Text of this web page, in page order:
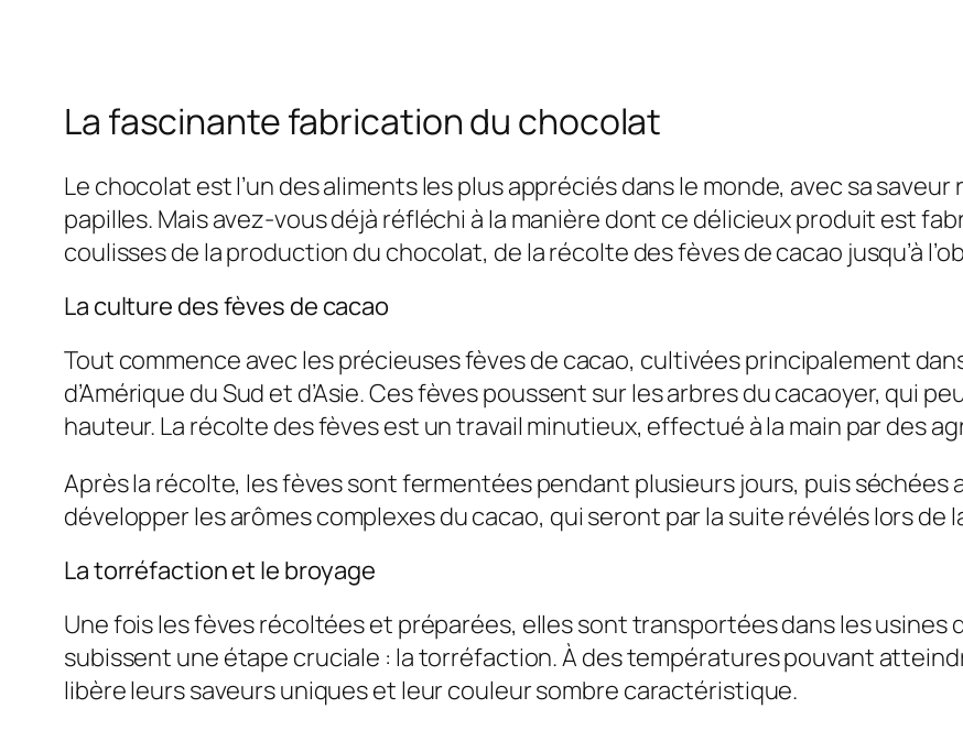
La fascinante fabrication du chocolat
Le chocolat est l’un des aliments les plus appréciés dans le monde, avec sa
papilles. Mais avez-vous déjà réfléchi à la manière dont ce délicieux produit est
coulisses de la production du chocolat, de la récolte des fèves de cacao jusqu’à
La culture des fèves de cacao
Tout commence avec les précieuses fèves de cacao, cultivées principalement
d’Amérique du Sud et d’Asie. Ces fèves poussent sur les arbres du cacaoyer, qui
hauteur. La récolte des fèves est un travail minutieux, effectué à la main par des
Après la récolte, les fèves sont fermentées pendant plusieurs jours, puis séchées
développer les arômes complexes du cacao, qui seront par la suite révélés lors de
La torréfaction et le broyage
Une fois les fèves récoltées et préparées, elles sont transportées dans les usines
subissent une étape cruciale : la torréfaction. À des températures pouvant
libère leurs saveurs uniques et leur couleur sombre caractéristique.